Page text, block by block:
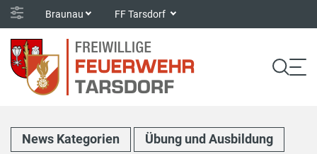
Braunau FF Tarsdorf
News Kategorien Übung und Ausbildung